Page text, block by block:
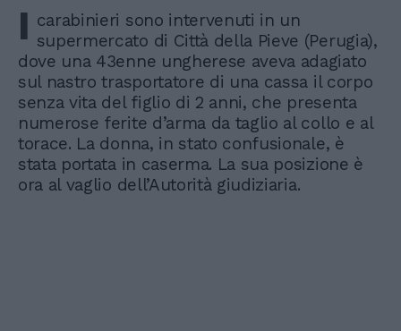
I carabinieri sono intervenuti in un
supermercato di Città della Pieve (Perugia),
dove una 43enne ungherese aveva adagiato
sul nastro trasportatore di una cassa il corpo
senza vita del figlio di 2 anni, che presenta
numerose ferite d’arma da taglio al collo e al
torace. La donna, in stato confusionale, è
stata portata in caserma. La sua posizione è
ora al vaglio dell’Autorità giudiziaria.